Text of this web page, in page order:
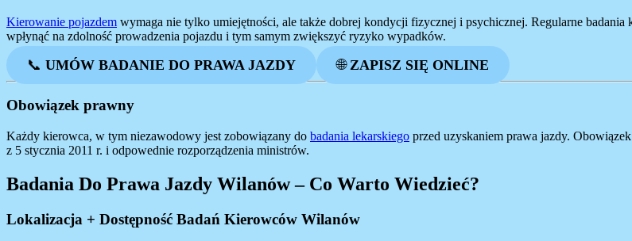
Kierowanie pojazdem wymaga nie tylko umiejętności, ale także dobrej kondycji fizycznej i psychicznej. Regularne
wpłynąć na zdolność prowadzenia pojazdu i tym samym zwiększyć ryzyko wypadków.
📞 UMÓW BADANIE DO PRAWA JAZDY 🌐 ZAPISZ SIĘ ONLINE
Obowiązek prawny
Każdy kierowca, w tym niezawodowy jest zobowiązany do badania lekarskiego przed uzyskaniem prawa jazdy.
z 5 stycznia 2011 r. i odpowednie rozporządzenia ministrów.
Badania Do Prawa Jazdy Wilanów – Co Warto Wiedzieć?
Lokalizacja + Dostępność Badań Kierowców Wilanów